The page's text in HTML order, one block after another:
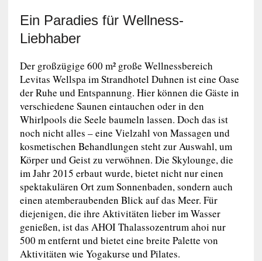
Ein Paradies für Wellness-
Liebhaber
Der großzügige 600 m² große Wellnessbereich
Levitas Wellspa im Strandhotel Duhnen ist eine Oase
der Ruhe und Entspannung. Hier können die Gäste in
verschiedene Saunen eintauchen oder in den
Whirlpools die Seele baumeln lassen. Doch das ist
noch nicht alles – eine Vielzahl von Massagen und
kosmetischen Behandlungen steht zur Auswahl, um
Körper und Geist zu verwöhnen. Die Skylounge, die
im Jahr 2015 erbaut wurde, bietet nicht nur einen
spektakulären Ort zum Sonnenbaden, sondern auch
einen atemberaubenden Blick auf das Meer. Für
diejenigen, die ihre Aktivitäten lieber im Wasser
genießen, ist das AHOI Thalassozentrum ahoi nur
500 m entfernt und bietet eine breite Palette von
Aktivitäten wie Yogakurse und Pilates.